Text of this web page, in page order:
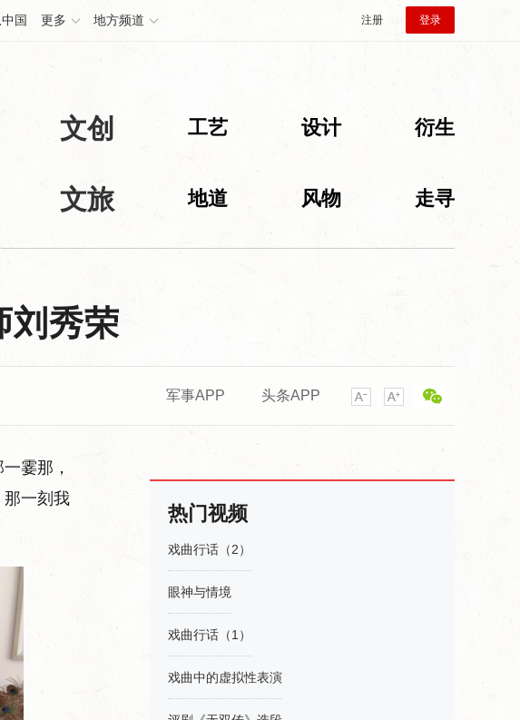
国 更多 地方频道 注册 登录
文创 工艺 设计 衍生
文旅 地道 风物 走寻
刘秀荣
军事APP 头条APP
霎那，
一刻我
热门视频
戏曲行话（2）
眼神与情境
戏曲行话（1）
戏曲中的虚拟性表演